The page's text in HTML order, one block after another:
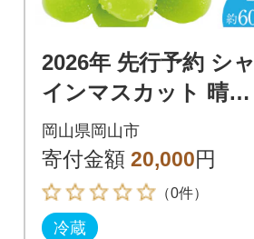
2026年 先行予約 シャ
インマスカット 晴王
1房 約600g 岡山県産
9月～10月順次発送
岡山県岡山市
寄付金額 20,000円
（0件）
冷蔵